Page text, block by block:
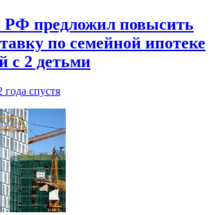
предложил повысить
по семейной ипотеке
с 2 детьми
года спустя